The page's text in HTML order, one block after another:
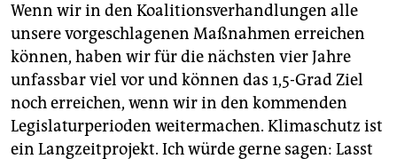
Wenn wir in den Koalitionsverhandlungen alle
unsere vorgeschlagenen Maßnahmen erreichen
können, haben wir für die nächsten vier Jahre
unfassbar viel vor und können das 1,5-Grad Ziel
noch erreichen, wenn wir in den kommenden
Legislaturperioden weitermachen. Klimaschutz ist
ein Langzeitprojekt. Ich würde gerne sagen: Lasst